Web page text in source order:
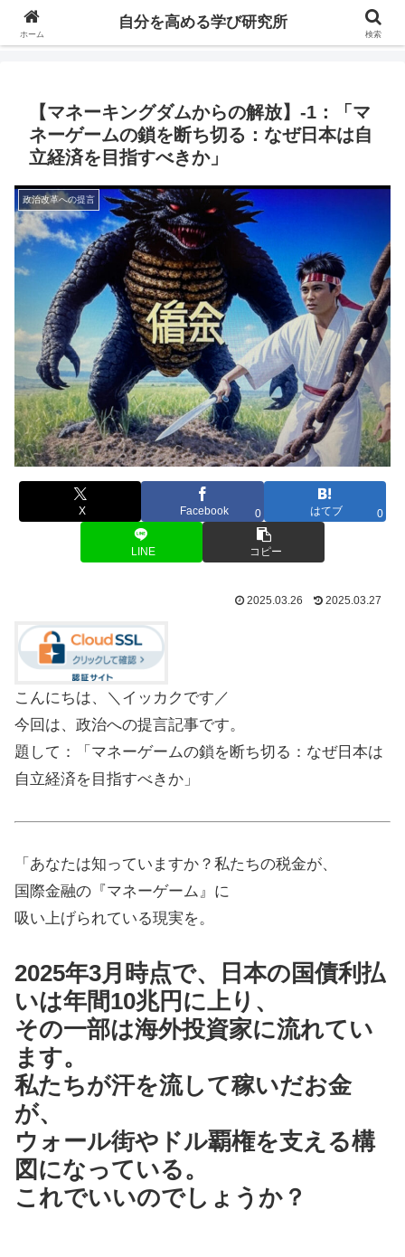
自分の価値を高めるための学びについて研究し、セミナーや情報（ブログ、動
【マネーキングダムからの解放】-1：「マ
ネーゲームの鎖を断ち切る：なぜ日本は自
立経済を目指すべきか」
政治改革への提言
X Facebook 0 はてブ 0
LINE コピー
2025.03.26 2025.03.27
こんにちは、＼イッカクです／
今回は、政治への提言記事です。
題して：「マネーゲームの鎖を断ち切る：なぜ日本は
自立経済を目指すべきか」
「あなたは知っていますか？私たちの税金が、
国際金融の『マネーゲーム』に
吸い上げられている現実を。
2025年3月時点で、日本の国債利払
いは年間10兆円に上り、
その一部は海外投資家に流れてい
ます。
私たちが汗を流して稼いだお金
が、
ウォール街やドル覇権を支える構
図になっている。
これでいいのでしょうか？
ホーム
自分を高める学び研究所
検索